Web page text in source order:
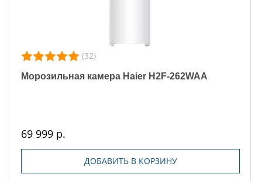
(32)
Морозильная камера Haier H2F-262WAA
69 999 р.
ДОБАВИТЬ В КОРЗИНУ